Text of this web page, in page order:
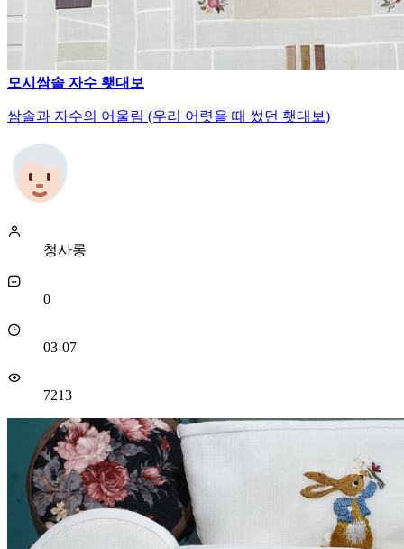
모시쌈솔 자수 횃대보
쌈솔과 자수의 어울림 (우리 어렷을 때 썼던 횃대보)
청사롱
0
03-07
7213